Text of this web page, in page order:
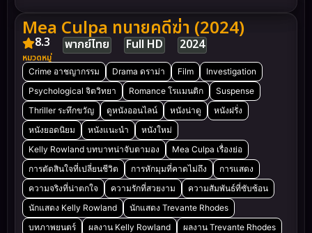
Mea Culpa ทนายคดีฆ่า (2024)
8.3 พากย์ไทย Full HD 2024
หมวดหมู่
Crime อาชญากรรม Drama ดราม่า Film
Investigation
Psychological จิตวิทยา
Romance โรแมนติก
Suspense
Thriller ระทึกขวัญ
ดูหนังออนไลน์ หนังน่าดู
หนังฝรั่ง
หนังยอดนิยม
หนังแนะนำ
หนังใหม่
Kelly Rowland บทบาทน่าจับตามอง
Mea Culpa เรื่องย่อ
การตัดสินใจที่เปลี่ยนชีวิต
การหักมุมที่คาดไม่ถึง
การแสดง
ความจริงที่น่าตกใจ
ความรักที่สวยงาม
ความสัมพันธ์ที่ซับซ้อน
นักแสดง Kelly Rowland
นักแสดง Trevante Rhodes
บทภาพยนตร์
ผลงาน Kelly Rowland
ผลงาน Trevante Rhodes